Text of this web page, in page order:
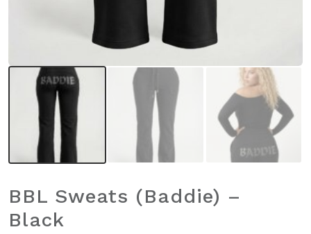
BBL Sweats (Baddie) –
Black